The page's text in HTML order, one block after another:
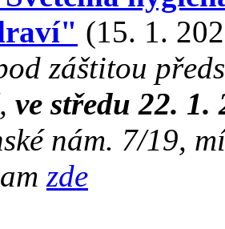
(15. 1.
záštitou
ve středu 22.
nám. 7/19,
zde